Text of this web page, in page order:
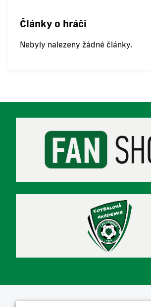
Články o hráči
Nebyly nalezeny žádné články.